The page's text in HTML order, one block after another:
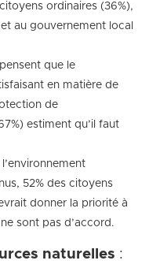
ordinaires (36%),
au gouvernement local
que le
en matière de
de
estiment qu’il faut
52% des citoyens
donner la priorité à
sont pas d’accord.
naturelles :